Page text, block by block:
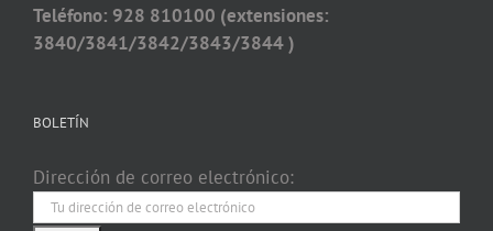
Teléfono: 928 810100 (extensiones:
3840/3841/3842/3843/3844 )
BOLETÍN
Dirección de correo electrónico: